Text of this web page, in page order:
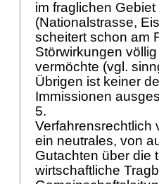
im fraglichen
(Nationalstrasse,
scheitert schon am
Störwirkungen
vermöchte (vgl.
Übrigen ist keiner
Immissionen
5.
Verfahrensrechtlich
ein neutrales, von
Gutachten über die
wirtschaftliche